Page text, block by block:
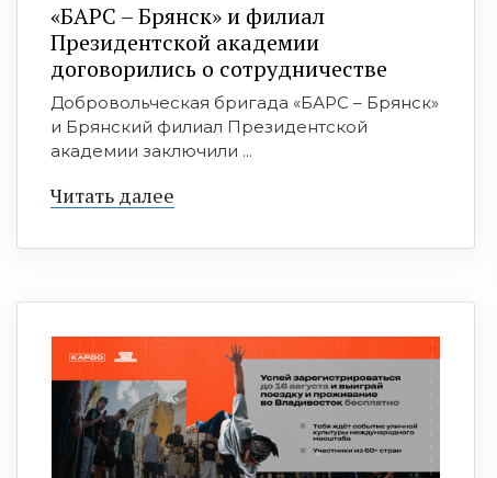
«БАРС – Брянск» и филиал
Президентской академии
договорились о сотрудничестве
Добровольческая бригада «БАРС – Брянск»
и Брянский филиал Президентской
академии заключили ...
Читать далее